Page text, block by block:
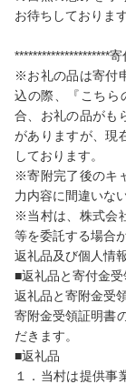
お待ちしております
*********************
※お礼の品は寄付
込の際、『こちら
合、お礼の品がも
がありますが、現
しております。
※寄附完了後のキ
力内容に間違いな
※当村は、株式会
等を委託する場合
返礼品及び個人情
■返礼品と寄付金
返礼品と寄附金受
寄附金受領証明書
だきます。
■返礼品
１．当村は提供事